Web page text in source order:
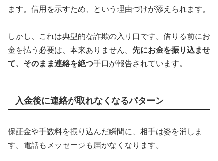
ます。信用を示すため、という理由づけが添えられます。
しかし、これは典型的な詐欺の入り口です。借りる前にお
金を払う必要は、本来ありません。 先にお金を振り込ませ
て、そのまま連絡を絶つ手口が報告されています。
入金後に連絡が取れなくなるパターン
保証金や手数料を振り込んだ瞬間に、相手は姿を消しま
す。電話もメッセージも届かなくなります。